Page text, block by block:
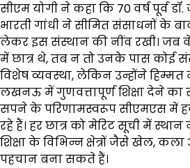
सीएम योगी ने कहा कि 70 वर्ष पूर्व
भारती गांधी ने सीमित संसाधनों के
लेकर इस संस्थान की नींव रखी। जब
में छात्र थे, तब न तो उनके पास कोई
विशेष व्यवस्था, लेकिन उन्होंने हिम्मत
लखनऊ में गुणवत्तापूर्ण शिक्षा देने
सपने के परिणामस्वरूप सीएमएस में
रहे हैं। हर छात्र को मेरिट सूची में
शिक्षा के विभिन्न क्षेत्रों जैसे खेल,
पहचान बना सकते हैं।